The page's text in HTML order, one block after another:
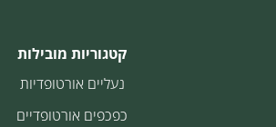
קטגוריות מובילות
נעליים אורטופדיות
כפכפים אורטופדיים